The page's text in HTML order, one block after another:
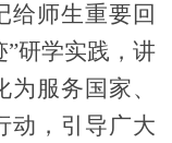
给师生重要回
”研学实践，讲
服务国家、
动，引导广大